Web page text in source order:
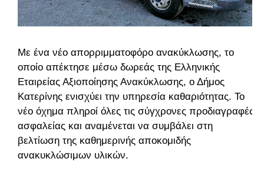
Με ένα νέο απορριμματοφόρο ανακύκλωσης, το
οποίο απέκτησε μέσω δωρεάς της Ελληνικής
Εταιρείας Αξιοποίησης Ανακύκλωσης, ο Δήμος
Κατερίνης ενισχύει την υπηρεσία καθαριότητας. Το
νέο όχημα πληροί όλες τις σύγχρονες προδιαγραφές
ασφαλείας και αναμένεται να συμβάλει στη
βελτίωση της καθημερινής αποκομιδής
ανακυκλώσιμων υλικών.